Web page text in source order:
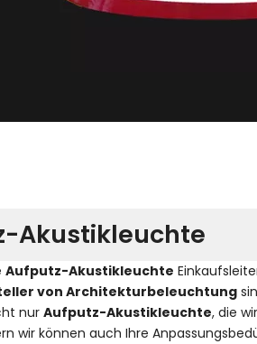
Akustikleuchte
Aufputz-Akustikleuchte
von Architekturbeleuchtung
nurAufputz-Akustikleuchte, die
wir können auch Ihre